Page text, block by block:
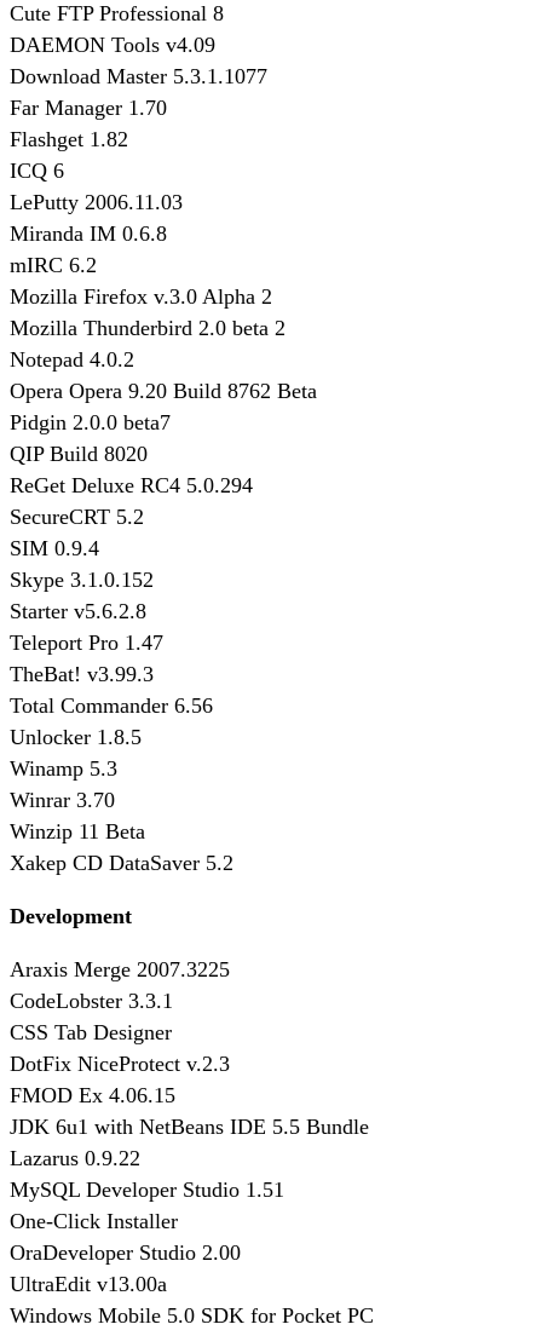
Cute FTP Professional 8
DAEMON Tools v4.09
Download Master 5.3.1.1077
Far Manager 1.70
Flashget 1.82
ICQ 6
LePutty 2006.11.03
Miranda IM 0.6.8
mIRC 6.2
Mozilla Firefox v.3.0 Alpha 2
Mozilla Thunderbird 2.0 beta 2
Notepad 4.0.2
Opera Opera 9.20 Build 8762 Beta
Pidgin 2.0.0 beta7
QIP Build 8020
ReGet Deluxe RC4 5.0.294
SecureCRT 5.2
SIM 0.9.4
Skype 3.1.0.152
Starter v5.6.2.8
Teleport Pro 1.47
TheBat! v3.99.3
Total Commander 6.56
Unlocker 1.8.5
Winamp 5.3
Winrar 3.70
Winzip 11 Beta
Xakep CD DataSaver 5.2
Development
Araxis Merge 2007.3225
CodeLobster 3.3.1
CSS Tab Designer
DotFix NiceProtect v.2.3
FMOD Ex 4.06.15
JDK 6u1 with NetBeans IDE 5.5 Bundle
Lazarus 0.9.22
MySQL Developer Studio 1.51
One-Click Installer
OraDeveloper Studio 2.00
UltraEdit v13.00a
Windows Mobile 5.0 SDK for Pocket PC